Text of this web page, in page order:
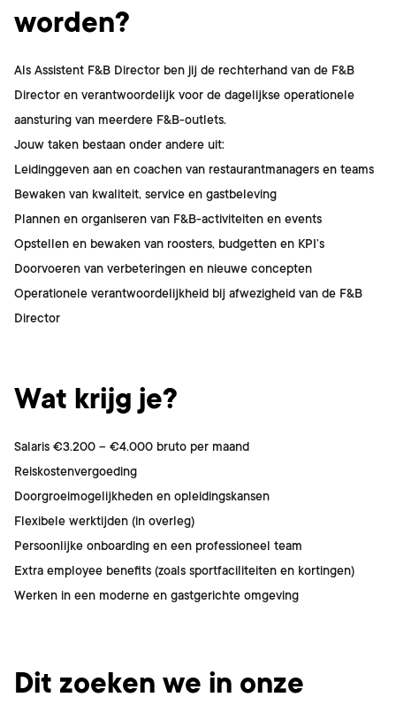
worden?
Als Assistent F&B Director ben jij de rechterhand van de F&B
Director en verantwoordelijk voor de dagelijkse operationele
aansturing van meerdere F&B-outlets.
Jouw taken bestaan onder andere uit:
Leidinggeven aan en coachen van restaurantmanagers en teams
Bewaken van kwaliteit, service en gastbeleving
Plannen en organiseren van F&B-activiteiten en events
Opstellen en bewaken van roosters, budgetten en KPI’s
Doorvoeren van verbeteringen en nieuwe concepten
Operationele verantwoordelijkheid bij afwezigheid van de F&B
Director
Wat krijg je?
Salaris €3.200 – €4.000 bruto per maand
Reiskostenvergoeding
Doorgroeimogelijkheden en opleidingskansen
Flexibele werktijden (in overleg)
Persoonlijke onboarding en een professioneel team
Extra employee benefits (zoals sportfaciliteiten en kortingen)
Werken in een moderne en gastgerichte omgeving
Dit ben jij
Dit zoeken we in onze